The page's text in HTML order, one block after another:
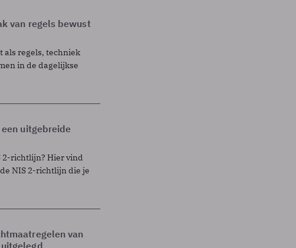
van regels bewust
als regels, techniek
in de dagelijkse
uitgebreide
2-richtlijn? Hier vind
NIS 2-richtlijn die je
van